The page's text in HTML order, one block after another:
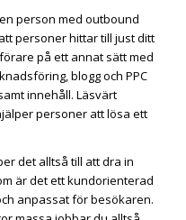
person med outbound
personer hittar till just ditt
på ett annat sätt med
blogg och PPC
innehåll. Läsvärt
personer att lösa ett
det alltså till att dra in
är det ett kundorienterad
anpassat för besökaren.